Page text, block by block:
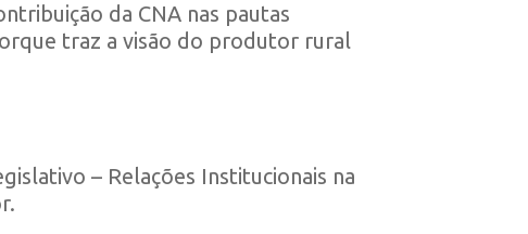
da CNA nas pautas
traz a visão do produtor rural
– Relações Institucionais na